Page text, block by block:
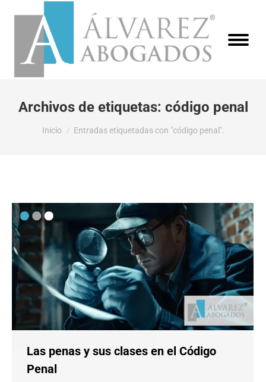
Archivos de etiquetas: código penal
Estás aquí:
Inicio Entradas etiquetadas con "código penal".
Las penas y sus clases en el Código
Penal